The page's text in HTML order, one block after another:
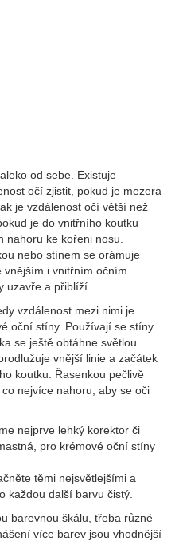
od sebe. Existuje
očí zjistit, pokud je mezera
je vzdálenost očí větší než
je do vnitřního koutku
nahoru ke kořeni nosu.
nebo stínem se orámuje
vnějším i vnitřním očním
uzavře a přiblíží.
vzdálenost mezi nimi je
oční stíny. Používají se stíny
se ještě obtáhne světlou
vnější linie a začátek
koutku. Řasenkou pečlivě
nejvíce nahoru, aby se oči
nejprve lehký korektor či
pro krémové oční stíny
těmi nejsvětlejšími a
každou další barvu čistý.
barevnou škálu, třeba různé
více barev jsou vhodnější